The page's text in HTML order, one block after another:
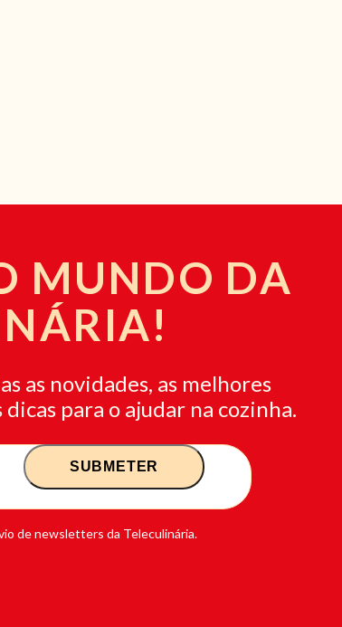
MUNDO DA
as novidades, as melhores
para o ajudar na cozinha.
de newsletters da Teleculinária.